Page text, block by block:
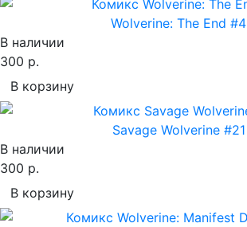
Wolverine: The End #4
В наличии
300 р.
В корзину
Savage Wolverine #21
В наличии
300 р.
В корзину